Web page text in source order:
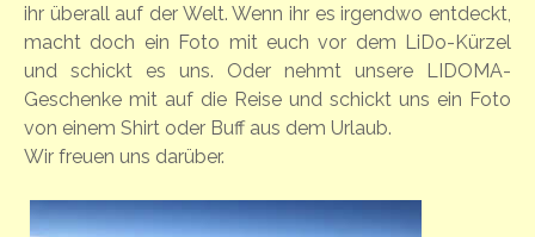
ihr überall auf der Welt. Wenn ihr es irgendwo entdeckt,
macht doch ein Foto mit euch vor dem LiDo-Kürzel
und schickt es uns. Oder nehmt unsere LIDOMA-
Geschenke mit auf die Reise und schickt uns ein Foto
von einem Shirt oder Buff aus dem Urlaub.
Wir freuen uns darüber.